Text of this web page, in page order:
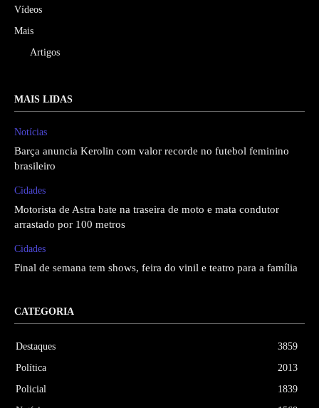
Vídeos
Mais
Artigos
MAIS LIDAS
Notícias
Barça anuncia Kerolin com valor recorde no futebol feminino
brasileiro
Cidades
Motorista de Astra bate na traseira de moto e mata condutor
arrastado por 100 metros
Cidades
Final de semana tem shows, feira do vinil e teatro para a família
CATEGORIA
Destaques
3859
Política
2013
Policial
1839